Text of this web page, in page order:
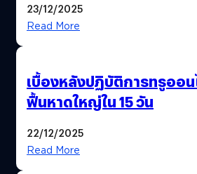
สุขภาพไทยสู่ความยั่งยืน
23/12/2025
Read More
เบื้องหลังปฏิบัติการทรูออ
ฟื้นหาดใหญ่ใน 15 วัน
22/12/2025
Read More